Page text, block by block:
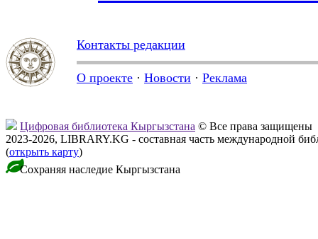
Контакты редакции
О проекте · Новости · Реклама
Цифровая библиотека Кыргызстана © Все права защищены
2023-2026, LIBRARY.KG - составная часть международной
(открыть карту)
Сохраняя наследие Кыргызстана